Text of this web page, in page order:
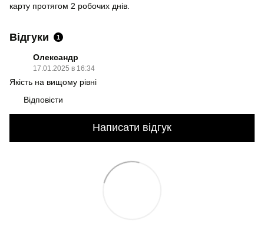
карту протягом 2 робочих днів.
Відгуки 1
Олександр
17.01.2025 в 16:34
Якість на вищому рівні
Відповісти
Написати відгук